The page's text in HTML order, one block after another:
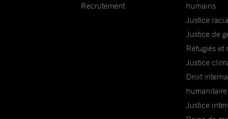
Recrutement
humains
Justice
Justice de
Réfugiés et
Justice
Droit
humanitaire
Justice